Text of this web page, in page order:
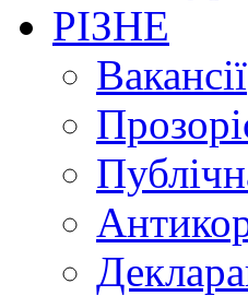
РІЗНЕ
Вакансії